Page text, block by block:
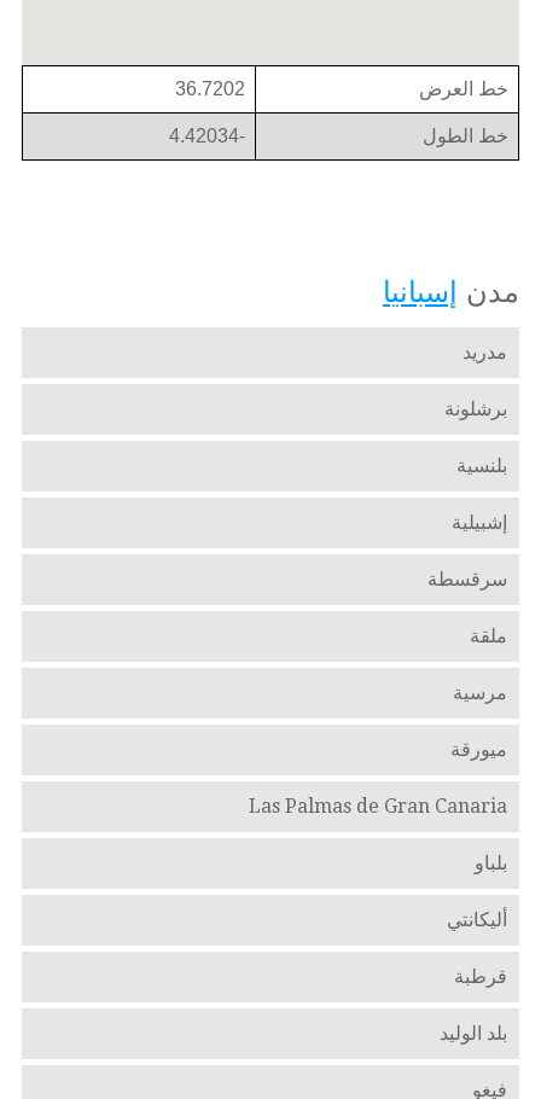
خط العرض 36.7202
خط الطول -4.42034
مدن إسبانيا
مدريد
برشلونة
بلنسية
إشبيلية
سرقسطة
ملقة
مرسية
ميورقة
Las Palmas de Gran Canaria
بلباو
أليكانتي
قرطبة
بلد الوليد
فيغو